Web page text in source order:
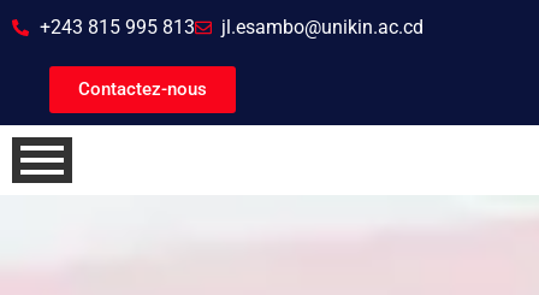
+243 815 995 813 jl.esambo@unikin.ac.cd
Contactez-nous